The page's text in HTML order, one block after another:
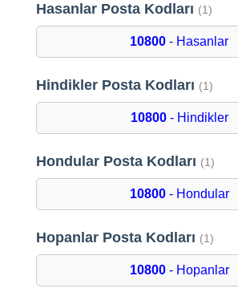
Hasanlar Posta Kodları (1)
10800 - Hasanlar
Hindikler Posta Kodları (1)
10800- Hindikler
Hondular Posta Kodları (1)
10800- Hondular
Hopanlar Posta Kodları (1)
10800- Hopanlar